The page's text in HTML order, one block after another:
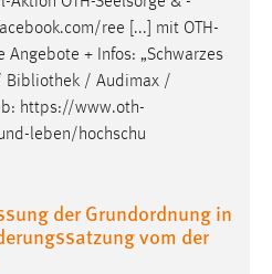
ree [...] mit OTH-
Angebote + Infos: „Schwarzes
Bibliothek / Audimax /
https://www.oth-
leben/hochschu
der Grundordnung in
vom der